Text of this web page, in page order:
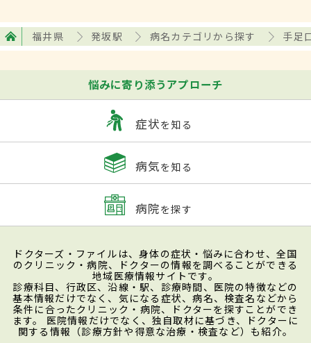
福井県 発坂駅 病名カテゴリから探す 手足
悩みに寄り添うアプローチ
症状を知る
病気を知る
病院を探す
ドクターズ・ファイルは、身体の症状・悩みに合わせ、全国
のクリニック・病院、ドクターの情報を調べることができる
地域医療情報サイトです。
診療科目、行政区、沿線・駅、診療時間、医院の特徴などの
基本情報だけでなく、気になる症状、病名、検査名などから
条件に合ったクリニック・病院、ドクターを探すことができ
ます。 医院情報だけでなく、独自取材に基づき、ドクターに
関する情報（診療方針や得意な治療・検査など）も紹介。